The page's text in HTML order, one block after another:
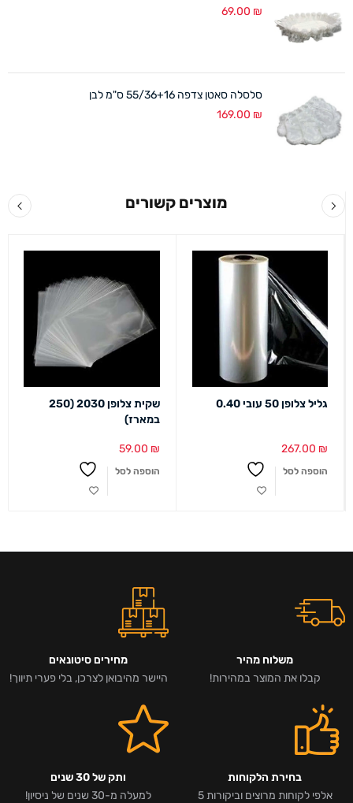
69.00 ₪
סלסלה סאטן צדפה 55/36+16 ס"מ לבן
169.00 ₪
מוצרים קשורים
גליל צלופן 50 עובי 0.40
267.00 ₪
הוספה לסל
שקית צלופן 2030 (250
במארז)
59.00 ₪
הוספה לסל
משלוח מהיר
קבלו את המוצר במהירות!
מחירים סיטונאים
היישר מהיבואן לצרכן, בלי פערי תיווך!
בחירת הלקוחות
אלפי לקוחות מרוצים וביקורות 5
ותק של 30 שנים
למעלה מ-30 שנים של ניסיון!